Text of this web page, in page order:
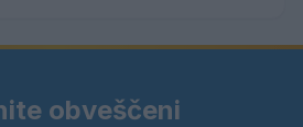
obveščeni